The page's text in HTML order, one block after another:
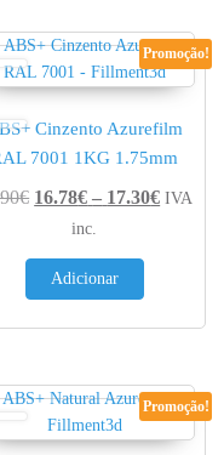
through 17.30€
Promoção!
Cinzento Azurefilm
7001 1KG 1.75mm
€ 16.78€ – 17.30€Price
IVA
inc.
Adicionar
Promoção!